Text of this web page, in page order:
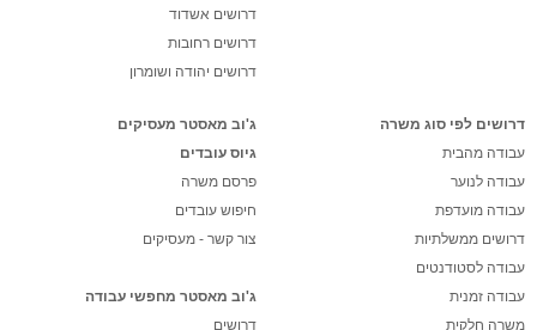
דרושים אשדוד
דרושים רחובות
דרושים יהודה ושומרון
דרושים לפי סוג משרה
עבודה מהבית
עבודה לנוער
עבודה מועדפת
דרושים ממשלתיות
עבודה לסטודנטים
עבודה זמנית
משרה חלקית
ג'וב מאסטר מעסיקים
גיוס עובדים
פרסם משרה
חיפוש עובדים
צור קשר - מעסיקים
ג'וב מאסטר מחפשי עבודה
דרושים